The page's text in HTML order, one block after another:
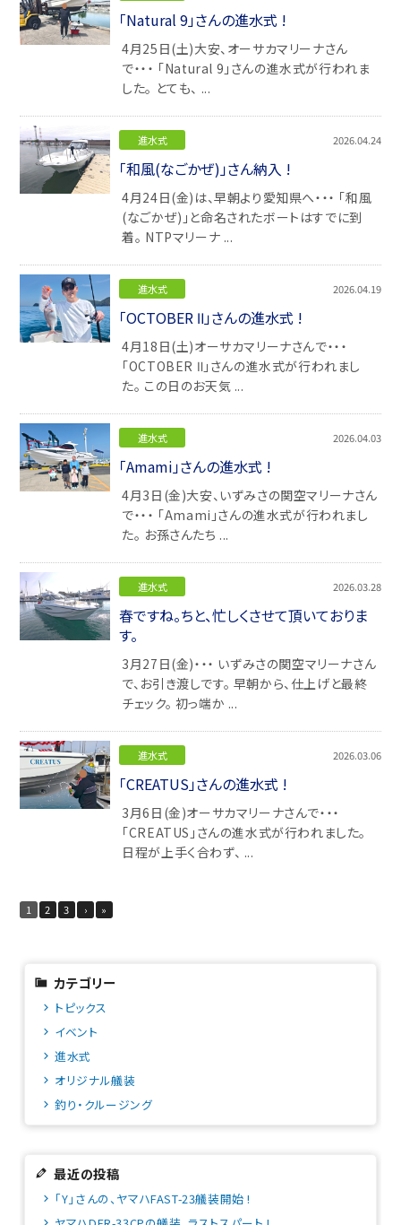
「Natural 9」さんの進水式 !
4月25日(土)大安、オーサカマリーナさん
で・・・ 「Natural 9」さんの進水式が行われま
した。 とても、 ...
進水式 2026.04.24
「和風(なごかぜ)」さん納入 !
4月24日(金)は、早朝より愛知県へ・・・ 「和風
(なごかぜ)」と命名されたボートはすでに到
着。 NTPマリーナ ...
進水式 2026.04.19
「OCTOBER Ⅱ」さんの進水式 !
4月18日(土)オーサカマリーナさんで・・・
「OCTOBER Ⅱ」さんの進水式が行われまし
た。 この日のお天気 ...
進水式 2026.04.03
「Amami」さんの進水式 !
4月3日(金)大安、いずみさの関空マリーナさん
で・・・ 「Amami」さんの進水式が行われまし
た。 お孫さんたち ...
進水式 2026.03.28
春ですね。ちと、忙しくさせて頂いておりま
す。
3月27日(金)・・・ いずみさの関空マリーナさん
で、お引き渡しです。 早朝から、仕上げと最終
チェック。 初っ端か ...
進水式 2026.03.06
「CREATUS」さんの進水式 !
3月6日(金)オーサカマリーナさんで・・・
「CREATUS」さんの進水式が行われました。
日程が上手く合わず、 ...
1 2 3 › »
カテゴリー
トピックス
イベント
進水式
オリジナル艤装
釣り・クルージング
最近の投稿
「Y」さんの、ヤマハFAST-23艤装開始 !